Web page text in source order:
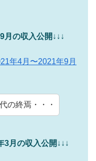
月の収入公開 ↓↓↓
年4月〜2021年9月
の終焉・・・
3月の収入公開 ↓↓↓